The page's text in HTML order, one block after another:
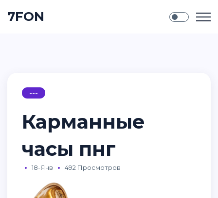
7FON
---
Карманные
часы пнг
18-Янв 492 Просмотров